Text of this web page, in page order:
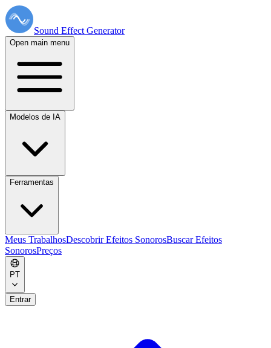
Sound Effect Generator
Open main menu
Modelos de IA
Ferramentas
Meus TrabalhosDescobrir Efeitos SonorosBuscar Efeitos
SonorosPreços
PT
Entrar